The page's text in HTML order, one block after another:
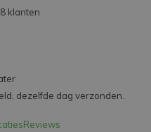
klanten
dezelfde dag verzonden.
Reviews